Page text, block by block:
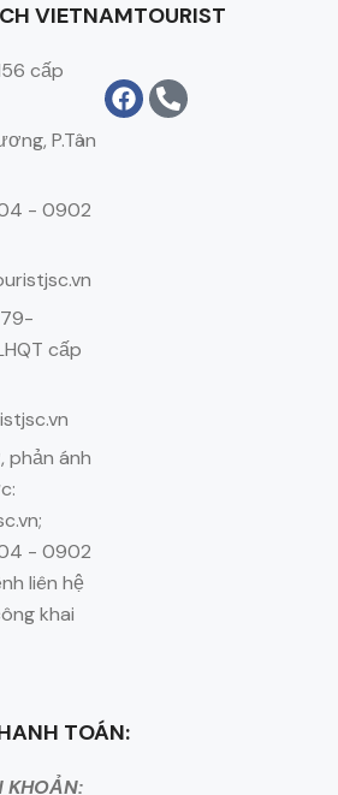
VIETNAMTOURIST
cấp
P.Tân
- 0902
cấp
phản ánh
- 0902
liên hệ
khai
TOÁN:
KHOẢN: